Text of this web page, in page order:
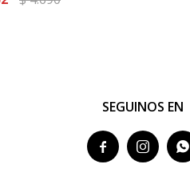
SEGUINOS EN
  